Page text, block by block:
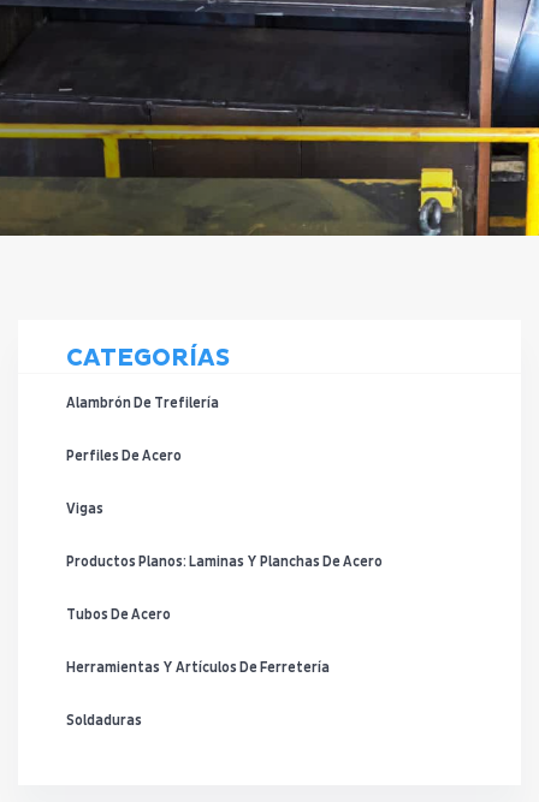
CATEGORÍAS
Alambrón De Trefilería
Perfiles De Acero
Vigas
Productos Planos: Laminas Y Planchas De Acero
Tubos De Acero
Herramientas Y Artículos De Ferretería
Soldaduras